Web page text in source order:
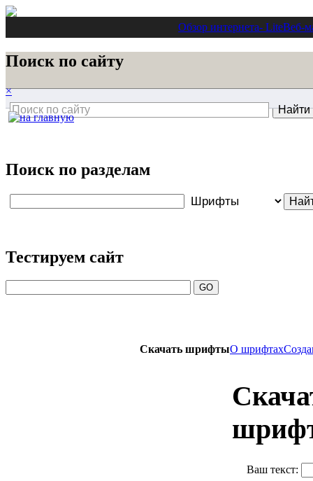
Обзор интернета- LiteВеб-
Поиск по сайту
×
Поиск по разделам
Тестируем сайт
Скачать шрифтыО шрифтах
Ваш текст: